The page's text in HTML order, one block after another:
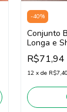
-40%
Conjunto
Longa e
Infantil
(bege
R$71,94
12 x de R$7,40